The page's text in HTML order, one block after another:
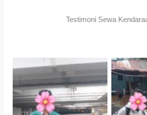
Testimoni Sewa